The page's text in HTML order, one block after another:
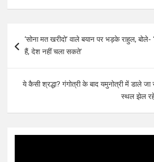
navigation
‘सोना मत खरीदो’ वाले बयान पर भड़के राहुल, बोले-
हैं, देश नहीं चला सकते’
ये कैसी श्रद्धा? गंगोत्री के बाद यमुनोत्री में डाले
स्थल झेल